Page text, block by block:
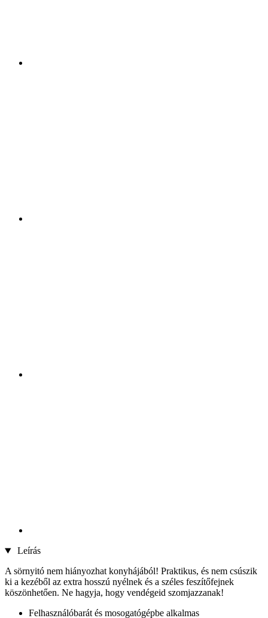
Leírás
A sörnyitó nem hiányozhat konyhájából! Praktikus, és nem csúszik
ki a kezéből az extra hosszú nyélnek és a széles feszítőfejnek
köszönhetően. Ne hagyja, hogy vendégeid szomjazzanak!
Felhasználóbarát és mosogatógépbe alkalmas